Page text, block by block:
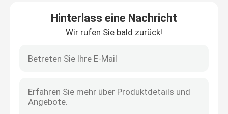
Zylinder-Waschmaschine
Hinterlass eine Nachricht
Wir rufen Sie bald zurück!